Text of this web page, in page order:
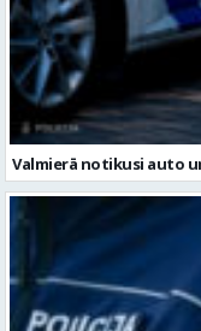
Valmierā notikusi auto